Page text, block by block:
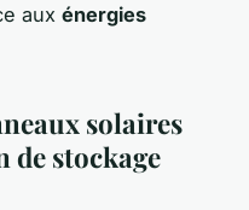
aux énergies
solaires
de stockage